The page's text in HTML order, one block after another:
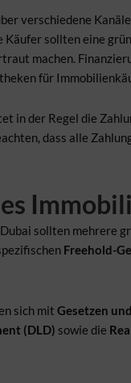
verschiedene
sollten eine
machen.
für
in der Regel die
dass alle
sollten mehrere
Freehold-
sich mit Gesetzen
(DLD) sowie die